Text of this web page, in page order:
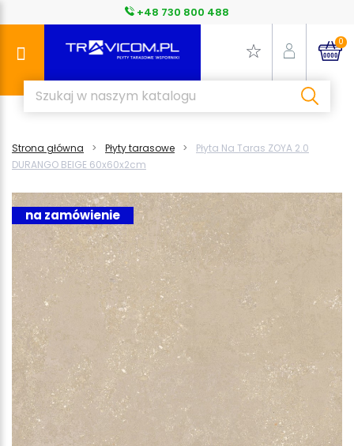
+48 730 800 488
0
Strona główna Płyty tarasowe
Płyta Na Taras ZOYA 2.0
DURANGO BEIGE 60x60x2cm
na zamówienie